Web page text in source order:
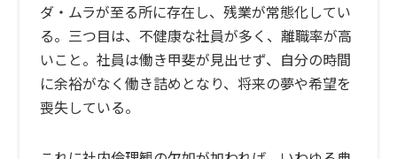
ダ・ムラが至る所に存在し、残業が常態化してい
る。三つ目は、不健康な社員が多く、離職率が高
いこと。社員は働き甲斐が見出せず、自分の時間
に余裕がなく働き詰めとなり、将来の夢や希望を
喪失している。